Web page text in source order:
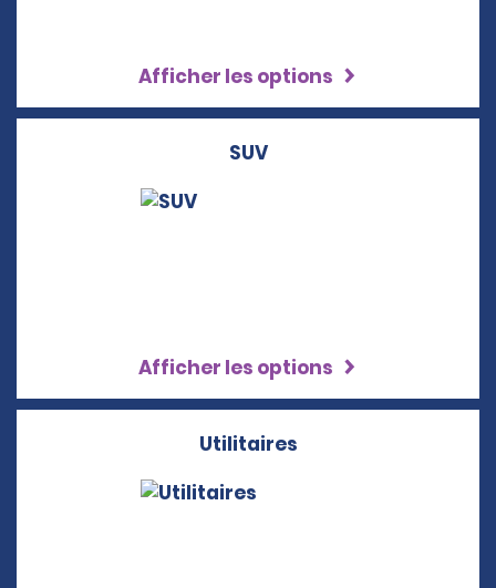
Afficher les options
SUV
Afficher les options
Utilitaires